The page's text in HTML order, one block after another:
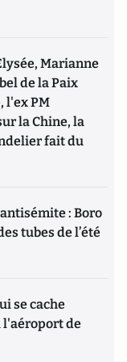
Marianne
de la Paix
l'ex PM
la Chine, la
fait du
: Boro
tubes de l’été
se cache
l'aéroport de